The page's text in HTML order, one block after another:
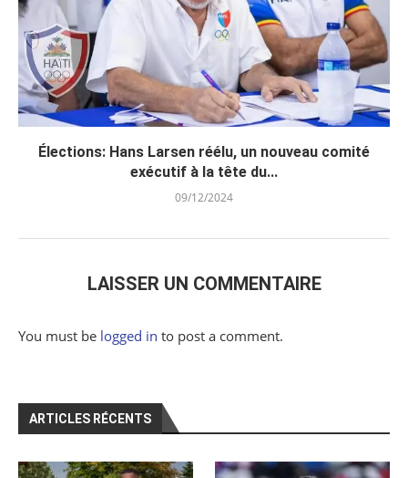
Élections: Hans Larsen réélu, un nouveau comité
exécutif à la tête du...
09/12/2024
LAISSER UN COMMENTAIRE
You must be logged in to post a comment.
ARTICLES RÉCENTS